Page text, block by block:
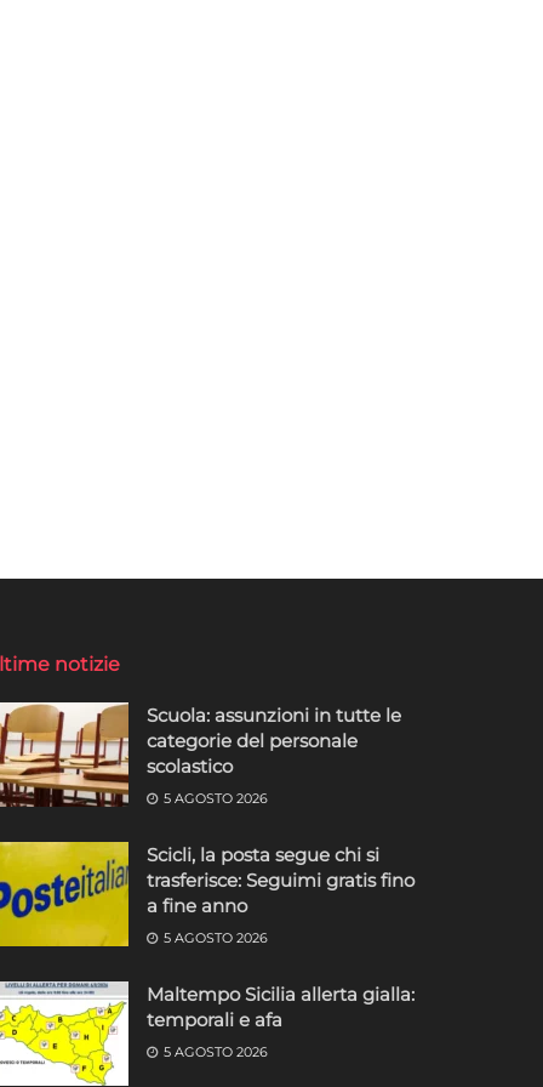
notizie
Scuola: assunzioni in tutte le
categorie del personale
scolastico
5 AGOSTO 2026
Scicli, la posta segue chi si
trasferisce: Seguimi gratis fino
a fine anno
5 AGOSTO 2026
Maltempo Sicilia allerta gialla:
temporali e afa
5 AGOSTO 2026